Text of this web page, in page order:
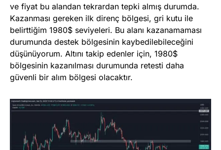
ve fiyat bu alandan tekrardan tepki almış durumda.
Kazanması gereken ilk direnç bölgesi, gri kutu ile
belirttiğim 1980$ seviyeleri. Bu alanı kazanamaması
durumunda destek bölgesinin kaybedilebileceğini
düşünüyorum. Altını takip edenler için, 1980$
bölgesinin kazanılması durumunda retesti daha
güvenli bir alım bölgesi olacaktır.